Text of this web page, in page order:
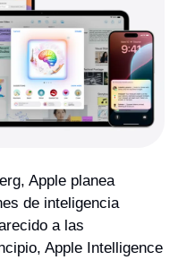
Apple planea
de inteligencia
a las
Apple Intelligence